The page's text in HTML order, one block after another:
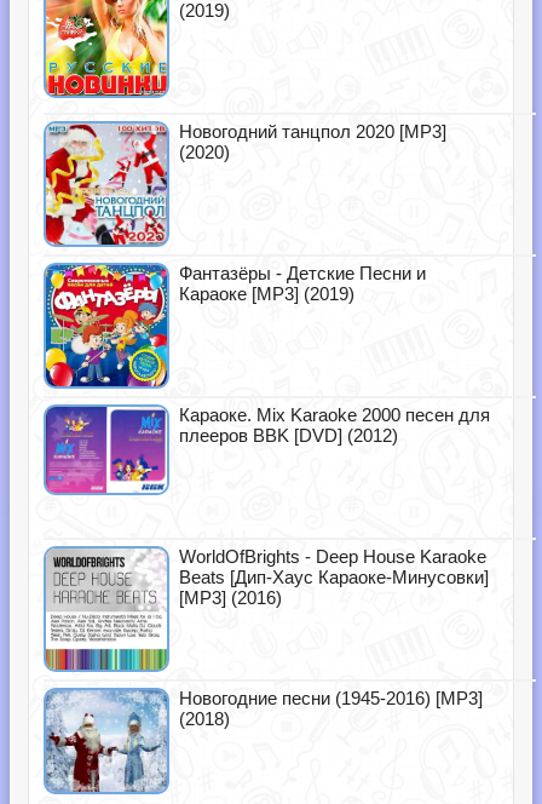
(2019)
Новогодний танцпол 2020 [MP3]
(2020)
Фантазёры - Детские Песни и
Караоке [MP3] (2019)
Караоке. Mix Karaoke 2000 песен для
плееров BBK [DVD] (2012)
WorldOfBrights - Deep House Karaoke
Beats [Дип-Хаус Караоке-Минусовки]
[MP3] (2016)
Новогодние песни (1945-2016) [MP3]
(2018)